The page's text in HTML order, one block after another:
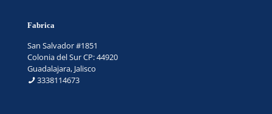
Fabrica
San Salvador #1851
Colonia del Sur CP: 44920
Guadalajara, Jalisco
3338114673